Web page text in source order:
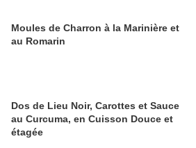
Moules de Charron à la Marinière et
au Romarin
Dos de Lieu Noir, Carottes et Sauce
au Curcuma, en Cuisson Douce et
étagée